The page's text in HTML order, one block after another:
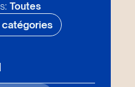
Toutes